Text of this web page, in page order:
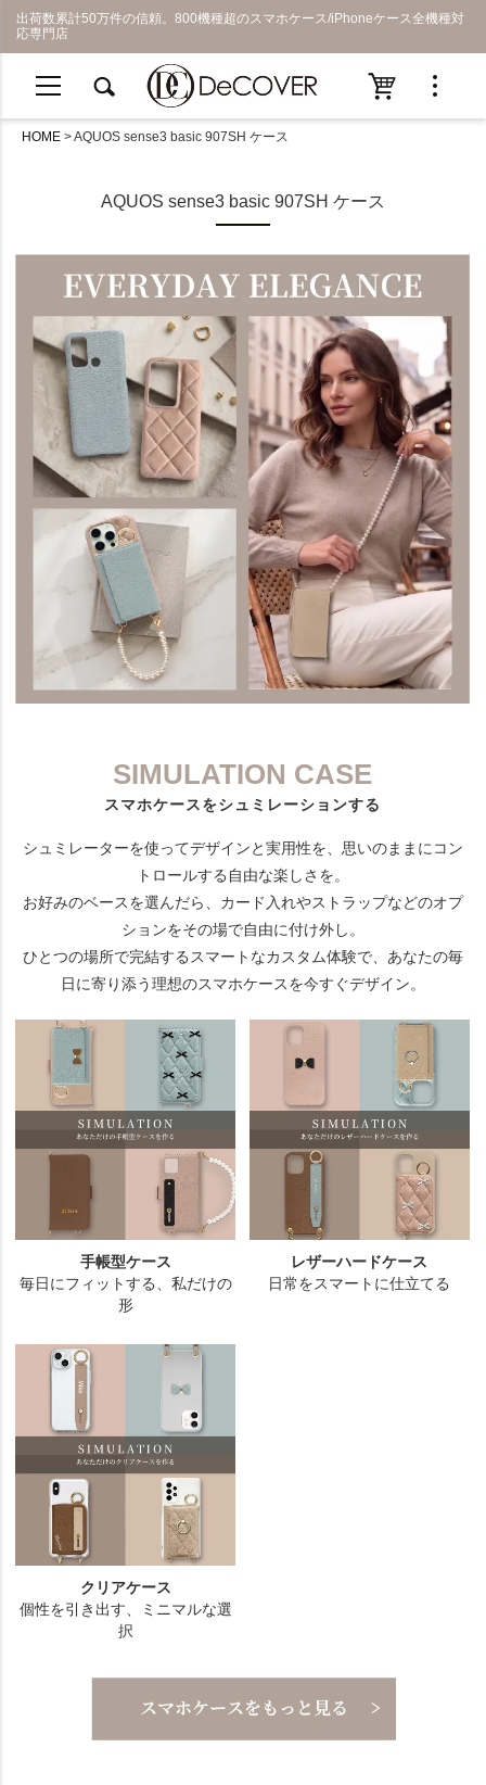
出荷数累計50万件の信頼。800機種超のスマホケース/iPhoneケース全機種対
応専門店
HOME AQUOS sense3 basic 907SH ケース
AQUOS sense3 basic 907SH ケース